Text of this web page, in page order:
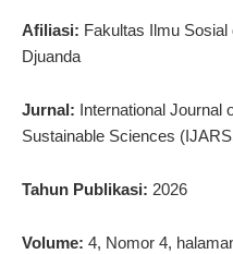
Afiliasi: Fakultas Ilmu
Djuanda
Jurnal: International Journal
Sustainable Sciences
Tahun Publikasi: 2026
Volume: 4, Nomor 4,